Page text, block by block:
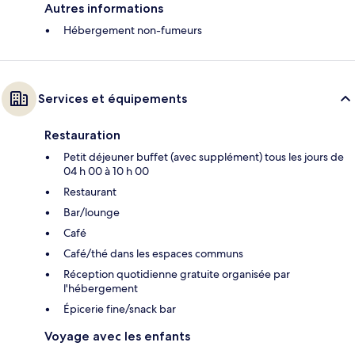
Autres informations
Hébergement non-fumeurs
Services et équipements
Restauration
Petit déjeuner buffet (avec supplément) tous les jours de
04 h 00 à 10 h 00
Restaurant
Bar/lounge
Café
Café/thé dans les espaces communs
Réception quotidienne gratuite organisée par
l'hébergement
Épicerie fine/snack bar
Voyage avec les enfants